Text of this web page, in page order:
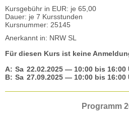
Kursgebühr in EUR: je 65,00
Dauer: je 7 Kursstunden
Kursnummer: 25145
Anerkannt in: NRW SL
Für diesen Kurs ist keine
A: Sa 22.02.2025 — 10:00 bis 16:00
B: Sa 27.09.2025 — 10:00 bis 16:00
Programm